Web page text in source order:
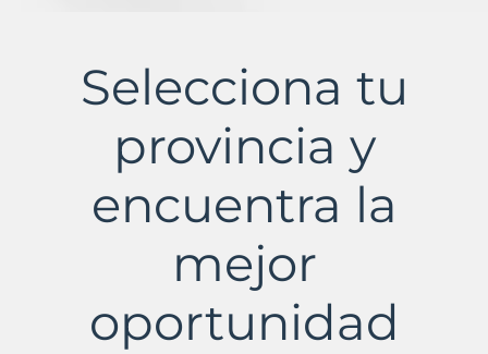
MurbalandsSelecciona tu
provincia y
encuentra la
mejor
oportunidad